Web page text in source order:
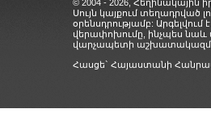
© 2004 - 2026,
Սույն կայքում
օրենսդրությամբ:
վերափոխումը, ինչպես նաև
վարչապետի աշխատակազմի
Հասցե` Հայաստանի